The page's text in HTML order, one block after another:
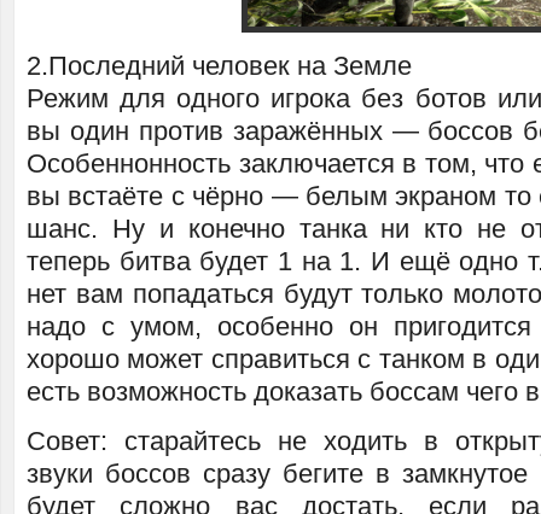
2.Последний человек на Земле
Режим для одного игрока без ботов
вы один против заражённых — боссов
Особеннонность заключается в том, что
вы встаёте с чёрно — белым экраном то
шанс. Ну и конечно танка ни кто не
теперь битва будет 1 на 1. И ещё одно
нет вам попадаться будут только
надо с умом, особенно он
хорошо может справиться с танком в
есть возможность доказать боссам чего
Совет: старайтесь не ходить в
звуки боссов сразу бегите в
будет сложно вас достать, если